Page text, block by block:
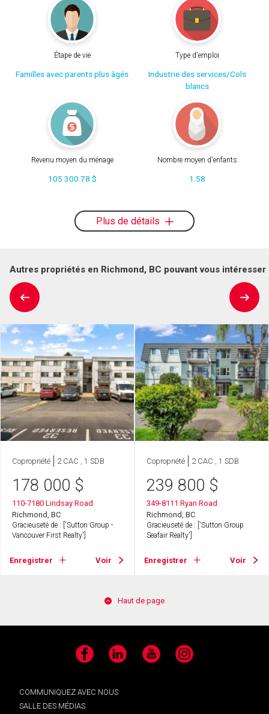
Étape de vie
Familles avec parents plus âgés
Type d'emploi
Industrie des services/Cols
blancs
Revenu moyen du ménage
105 300.78 $
Nombre moyen d'enfants
1.58
Plus de détails
Autres propriétés en Richmond, BC pouvant vous intéresser
Copropriété 2 CAC , 1 SDB
178 000 $
110-7180 Lindsay Road
Richmond, BC
Gracieuseté de : ['Sutton Group -
Vancouver First Realty']
Enregistrer Voir
Copropriété 2 CAC , 1 SDB
239 800 $
349-8111 Ryan Road
Richmond, BC
Gracieuseté de : ['Sutton Group
Seafair Realty']
Enregistrer Voir
Haut de page
Facebook LinkedIn YouTube Instagram
COMMUNIQUEZ AVEC NOUS
SALLE DES MÉDIAS